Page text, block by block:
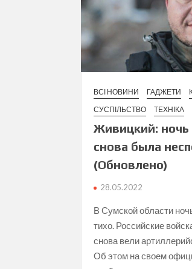
ВСІ НОВИНИ ГАДЖЕТИ
СУСПІЛЬСТВО
ТЕХНІКА
Живицкий: ночь
снова была
(Обновлено)
28.05.2022
В Сумской области
тихо. Российские
снова вели
Об этом на своем